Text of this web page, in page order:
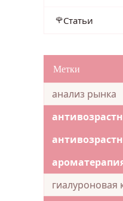
Статьи
Метки
анализ рынка
гиалуроновая